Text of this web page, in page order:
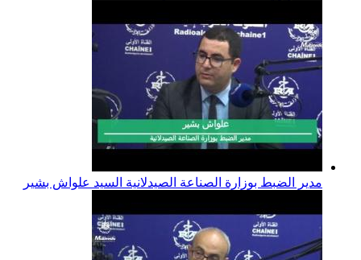
مدير الضبط بوزارة الصناعة الصيدلانية السيد علواش بشير